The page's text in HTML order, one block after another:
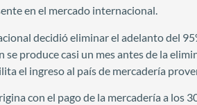
en el mercado internacional.
decidió eliminar el adelanto del
se produce casi un mes antes de la
el ingreso al país de mercadería
con el pago de la mercadería a los